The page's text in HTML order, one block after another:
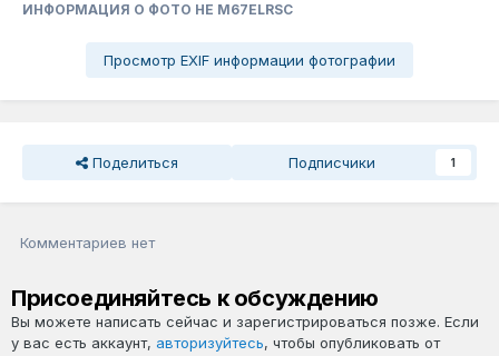
ИНФОРМАЦИЯ О ФОТО HE M67ELRSC
Просмотр EXIF информации фотографии
Поделиться Подписчики 1
Комментариев нет
Присоединяйтесь к обсуждению
Вы можете написать сейчас и зарегистрироваться позже. Если
у вас есть аккаунт, авторизуйтесь, чтобы опубликовать от